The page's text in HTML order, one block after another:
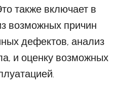
также включает в
возможных причин
дефектов, анализ
и оценку возможных